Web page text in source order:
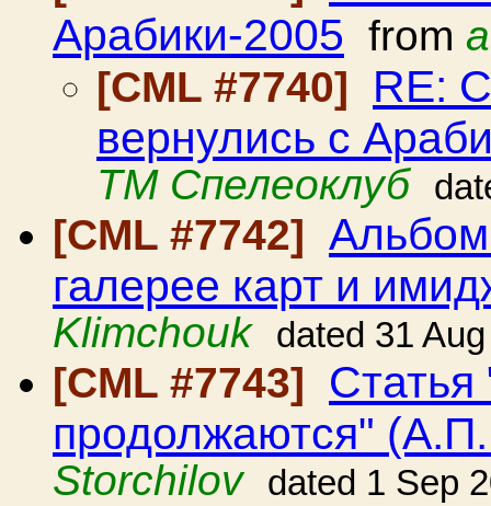
Арабики-2005 from
[CML #7740]
RE:
вернулись с
ТМ Спелеоклуб
[CML #7742]
галерее карт и
Klimchouk
dated 31
[CML #7743] Статья
продолжаются"
Storchilov
dated 1 Sep